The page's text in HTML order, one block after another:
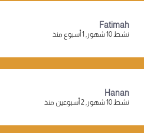
Fatimah
نشط 10 شهور, 1 أسبوع منذ
Hanan
نشط 10 شهور, 2 أسبوعين منذ